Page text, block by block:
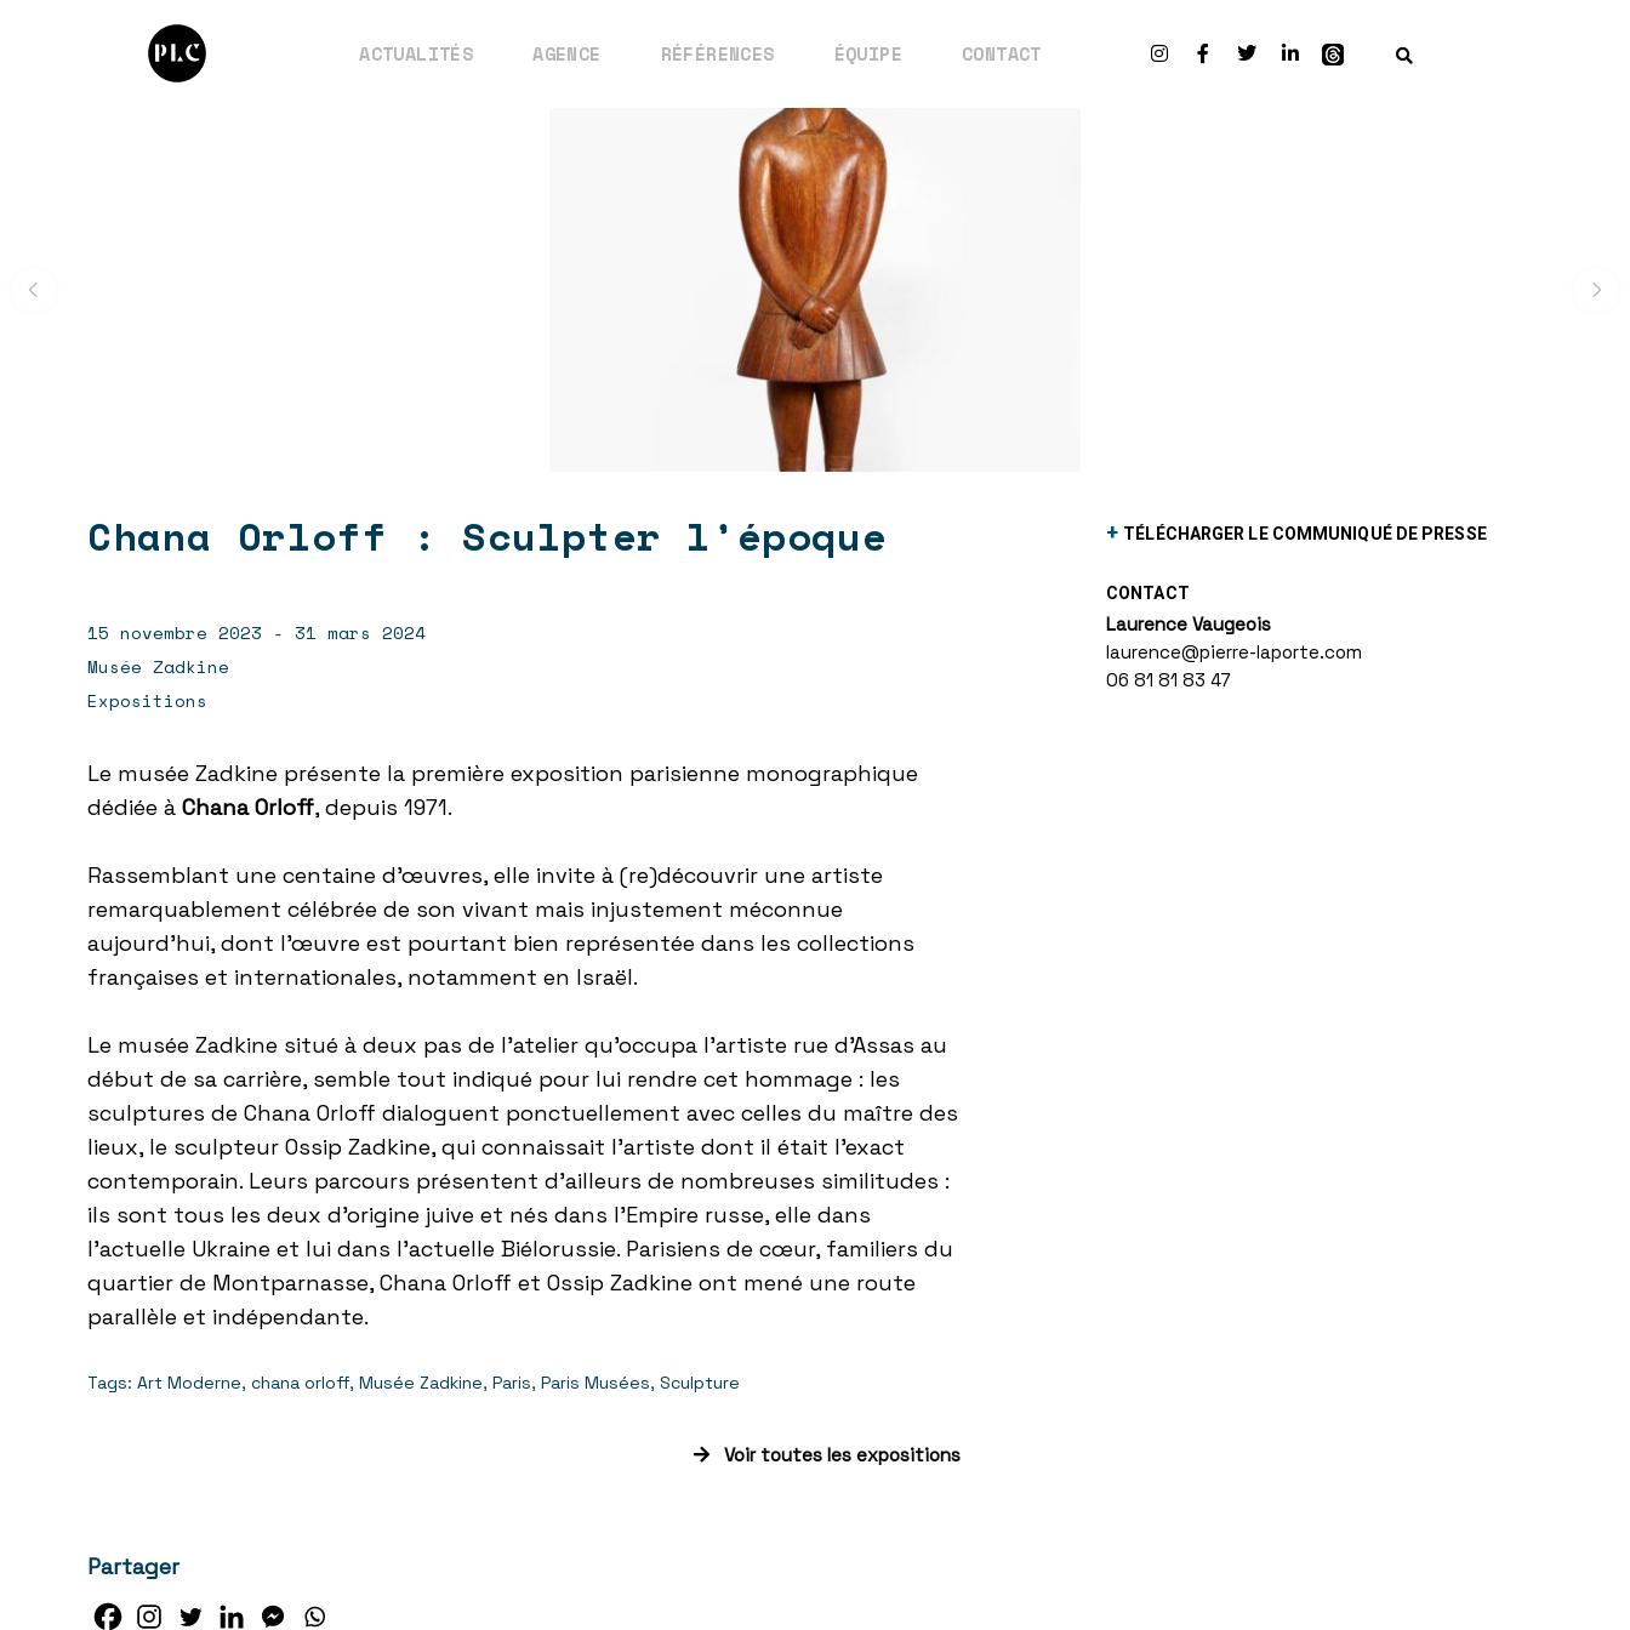
ACTUALITÉS AGENCE RÉFÉRENCES ÉQUIPE CONTACT
Chana Orloff : Sculpter l’époque
15 novembre 2023 - 31 mars 2024
Musée Zadkine
Expositions
Le musée Zadkine présente la première exposition parisienne monographique
dédiée à ChanaOrloff, depuis 1971.
Rassemblant une centaine d’œuvres, elle invite à (re)découvrir une artiste
remarquablement célébrée de son vivant mais injustement méconnue
aujourd’hui, dont l’œuvre est pourtant bien représentée dans les collections
françaises et internationales, notamment en Israël.
Le musée Zadkine situé à deux pas de l’atelier qu’occupa l’artiste rue d’Assas au
début de sa carrière, semble tout indiqué pour lui rendre cet hommage : les
sculptures de Chana Orloff dialoguent ponctuellement avec celles du maître des
lieux, le sculpteur Ossip Zadkine, qui connaissait l’artiste dont il était l’exact
contemporain. Leurs parcours présentent d’ailleurs de nombreuses similitudes :
ils sont tous les deux d’origine juive et nés dans l’Empire russe, elle dans
l’actuelle Ukraine et lui dans l’actuelle Biélorussie. Parisiens de cœur, familiers du
quartier de Montparnasse, Chana Orloff et Ossip Zadkine ont mené une route
parallèle et indépendante.
Tags: Art Moderne, chana orloff, Musée Zadkine, Paris, Paris Musées, Sculpture
Voir toutes les expositions
Partager
+ TÉLÉCHARGER LE COMMUNIQUÉ DE PRESSE
CONTACT
Laurence Vaugeois
laurence@pierre-laporte.com
06 81 81 83 47